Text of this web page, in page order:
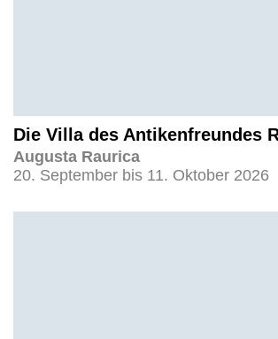
Die Villa des Antikenfreundes
Augusta Raurica
20. September bis 11. Oktober 2026